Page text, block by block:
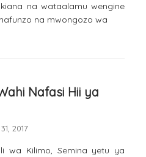
na wataalamu wengine
na mwongozo wa
Nafasi Hii ya
2017
wa Kilimo, Semina yetu ya